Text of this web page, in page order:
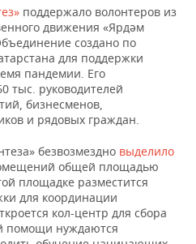
поддержало волонтеров из
движения «Ярдәм
создано по
для поддержки
пандемии. Его
тыс. руководителей
бизнесменов,
и рядовых граждан.
безвозмездно выделило
общей площадью
площадке разместится
для координации
кол-центр для сбора
помощи нуждаются